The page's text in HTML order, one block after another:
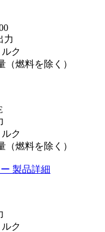
力
ク
（燃料を除く）
ク
（燃料を除く）
製品詳細
ク